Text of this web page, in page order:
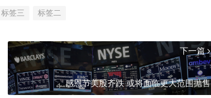
标签三 标签二
下一篇
感恩节美股齐跌 或将面临更大范围抛售